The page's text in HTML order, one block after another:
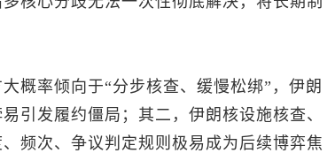
概率倾向于“分步核查、缓慢松绑”，伊朗
引发履约僵局；其二，伊朗核设施核查、
频次、争议判定规则极易成为后续博弈焦